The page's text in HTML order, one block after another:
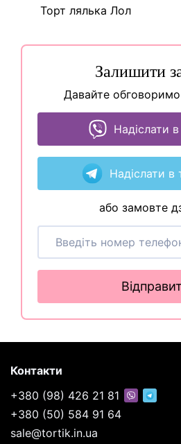
Торт лялька Лол
Залишити
Давайте
Надіслати
Надіслати в
або замовте
Контакти
+380 (98) 426 21 81
+380 (50) 584 91 64
sale@tortik.in.ua